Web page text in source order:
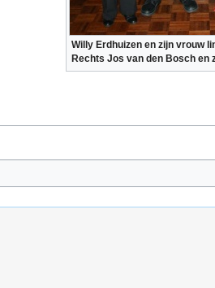
Willy Erdhuizen en zijn vrouw
Rechts Jos van den Bosch en